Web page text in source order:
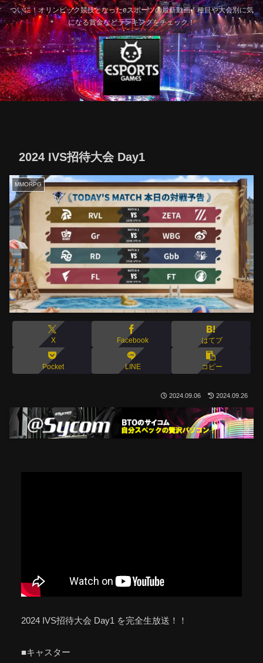
ついに！オリンピック競技となったeスポーツの最新動画！種目や大会別に気
になる賞金などランキングをチェック！
2024 IVS招待大会 Day1
MMORPG
X Facebook はてブ
Pocket LINE コピー
2024.09.06 2024.09.26
2024 IVS招待大会 Day1 を完全生放送！！
■キャスター